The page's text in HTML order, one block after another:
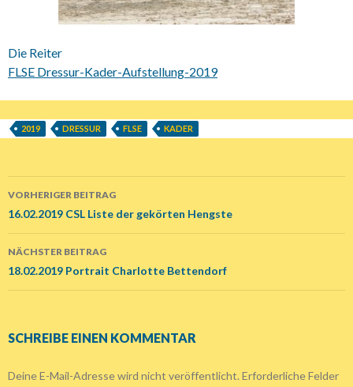
Die Reiter
FLSE Dressur-Kader-Aufstellung-2019
2019 DRESSUR FLSE KADER
Beitrags-
Navigation
VORHERIGER BEITRAG
16.02.2019 CSL Liste der gekörten Hengste
NÄCHSTER BEITRAG
18.02.2019 Portrait Charlotte Bettendorf
SCHREIBE EINEN KOMMENTAR
Deine E-Mail-Adresse wird nicht veröffentlicht. Erforderliche Felder